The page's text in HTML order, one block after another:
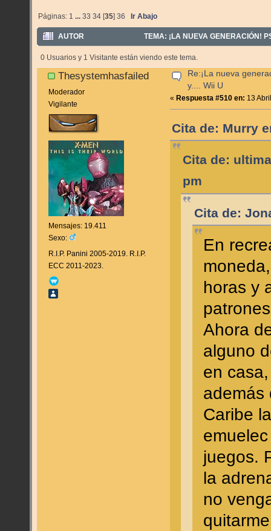
Páginas: 1 ...33 34 [35]36 Ir Abajo
AUTOR TEMA: ¡LA NUEVA GENERACIÓN!
0 Usuarios y 1 Visitante están viendo este tema.
Thesystemhasfailed
Moderador
Vigilante
Mensajes: 19.411
Sexo:
R.I.P. Panini 2005-2019. R.I.P.
ECC 2011-2023.
Re:¡La nueva
y.... Wii U
«Respuesta #510 en: 13
Cita de: Murry
Cita de:
pm
Cita de:
En
horas y
Ahora
alguno
en
además
Caribe
juegos.
la
no